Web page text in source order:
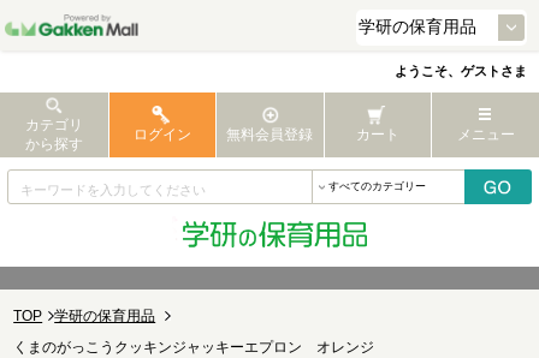
ようこそ、ゲストさま
カテゴリ
から探す
ログイン 無料会員登録 カート メニュー
TOP
学研の保育用品
くまのがっこうクッキンジャッキーエプロン オレンジ